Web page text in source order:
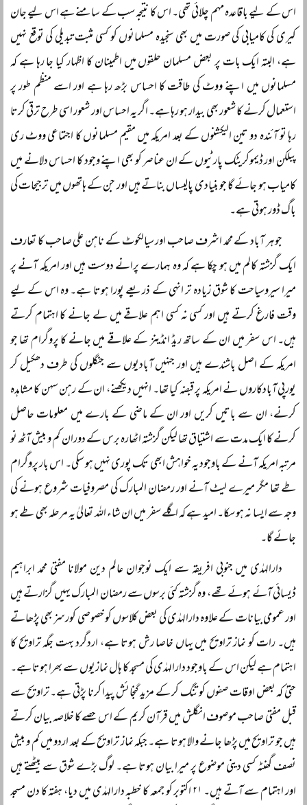
اس کے لیے باقاعدہ مہم چلائی تھی۔ اس کا نتیجہ سب کے سامنے ہے اس لیے جان
کیری کی کامیابی کی صورت میں بھی سنجیدہ مسلمانوں کو کسی مثبت تبدیلی کی توقع نہیں
ہے، البتہ ایک بات پر بعض مسلمان حلقوں میں اطمینان کا اظہار کیا جا رہا ہے کہ
مسلمانوں میں اپنے ووٹ کی طاقت کا احساس بڑھ رہا ہے اور اسے منظم طور پر
استعمال کرنے کا شعور بھی بیدار ہو رہا ہے۔ اگر یہ احساس اور شعور اسی طرح ترقی کرتا
رہا تو آئندہ دو تین الیکشنوں کے بعد امریکہ میں مقیم مسلمانوں کا اجتماعی ووٹ ری
پبلکن اور ڈیموکریٹک پارٹیوں کے ان عناصر کو بھی اپنے وجود کا احساس دلانے میں
کامیاب ہو جائے گا جو بنیادی پالیساں بناتے ہیں اور جن کے ہاتھوں میں ترجیحات کی
باگ ڈور ہوتی ہے۔
جوہر آباد کے محمد اشرف صاحب اور سیالکوٹ کے ناہن علی صاحب کا تعارف
ایک گزشتہ کالم میں ہو چکا ہے کہ وہ ہمارے پرانے دوست ہیں اور امریکہ آنے پر
میرا سیروسیاحت کا شوق زیادہ تر انہی کے ذریعے پورا ہوتا ہے۔ وہ اس کے لیے
وقت فارغ کرتے ہیں اور کسی نہ کسی اہم علاقے میں لے جانے کا اہتمام کرتے
ہیں۔ اس سفر میں ان کے ساتھ ریڈ انڈینز کے علاقے میں جانے کا پروگرام تھا جو
امریکہ کے اصل باشندے ہیں اور جنہیں آبادیوں سے جنگلوں کی طرف دھکیل کر
یورپی آبادکاروں نے امریکہ پر قبضہ کیا تھا۔ انہیں دیکھنے، ان کے رہن سہن کا مشاہدہ
کرنے، ان سے باتیں کریں اور ان کے ماضی کے بارے میں معلومات حاصل
کرنے کا ایک مدت سے اشتیاق تھا لیکن گزشتہ اٹھارہ برس کے دوران کم و بیش آٹھ نو
مرتبہ امریکہ آنے کے باوجود یہ خواہش ابھی تک پوری نہیں ہو سکی۔ اس بار پروگرام
طے تھا مگر میرے لیٹ آنے اور رمضان المبارک کی مصروفیات شروع ہونے کی
وجہ سے ایسا نہ ہو سکا۔ امید ہے کہ اگلے سفر میں ان شاء اللہ تعالیٰ یہ مرحلہ بھی طے ہو
جائے گا۔
دارالہدٰی میں جنوبی افریقہ سے ایک نوجوان عالم دین مولانا مفتی محمد ابراہیم
ڈیسائی آئے ہوئے تھے، وہ گزشتہ کئی برسوں سے رمضان المبارک یہیں گزارتے ہیں
اور عمومی بیانات کے علاوہ دارالہدٰی کی بعض کلاسوں کو خصوصی کورسز بھی پڑھاتے
ہیں۔ رات کو نماز تراویح میں یہاں خاصا رش ہوتا ہے، اردگرد بہت جگہ تراویح کا
اہتمام ہے لیکن اس کے باوجود دارالہدٰی کی مسجد کا ہال نمازیوں سے بھرا ہوتا ہے۔
حتیٰ کہ بعض اوقات صفوں کو تنگ کر کے مزید گنجائش پیدا کرنا پڑتی ہے۔ تراویح سے
قبل مفتی صاحب موصوف انگلش میں قرآن کریم کے اس حصے کا خلاصہ بیان کرتے
ہیں جو تراویح میں پڑھا جانے والا ہوتا ہے۔ جبکہ نماز تراویح کے بعد اردو میں کم و بیش
نصف گھنٹہ کسی دینی موضوع پر میرا بیان ہوتا ہے۔ لوگ بڑے شوق سے بیٹھتے ہیں
اور اہتمام سے آتے ہیں۔ ۲۱ اکتوبر کو جمعہ کا خطبہ دارالہدٰی میں دیا، ہفتہ کا دن مسجد